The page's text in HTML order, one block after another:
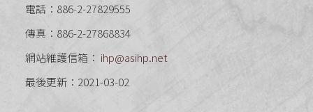
電話：886-2-27829555
傳真：886-2-27868834
網站維護信箱： ihp@asihp.net
最後更新：2021-03-02